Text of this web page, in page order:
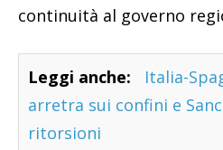
continuità al governo
Leggi anche:
Italia-
arretra sui confini e
ritorsioni